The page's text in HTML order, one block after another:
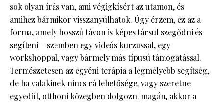
sok olyan írás van, ami végigkísért az utamon, és
amihez bármikor visszanyúlhatok. Úgy érzem, ez az a
forma, amely hosszú távon is képes társul szegődni és
segíteni – szemben egy videós kurzussal, egy
workshoppal, vagy bármely más típusú támogatással.
Természetesen az egyéni terápia a legmélyebb segítség,
de ha valakinek nincs rá lehetősége, vagy szeretne
egyedül, otthoni közegben dolgozni magán, akkor a